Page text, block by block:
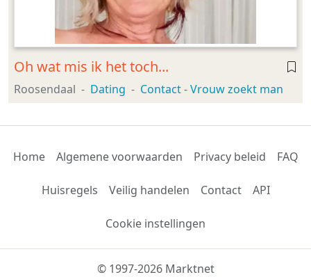
Oh wat mis ik het toch...
Roosendaal Dating Contact - Vrouw zoekt man
Home Algemene voorwaarden Privacy beleid FAQ
Huisregels Veilig handelen Contact API
Cookie instellingen
© 1997-2026 Marktnet